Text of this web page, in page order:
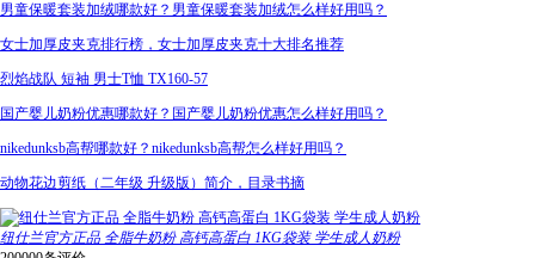
男童保暖套装加绒哪款好？男童保暖套装加绒怎么样好用吗？
女士加厚皮夹克排行榜，女士加厚皮夹克十大排名推荐
烈焰战队 短袖 男士T恤 TX160-57
国产婴儿奶粉优惠哪款好？国产婴儿奶粉优惠怎么样好用吗？
nikedunksb高帮哪款好？nikedunksb高帮怎么样好用吗？
动物花边剪纸（二年级 升级版）简介，目录书摘
纽仕兰官方正品 全脂牛奶粉 高钙高蛋白 1KG袋装 学生成人奶粉